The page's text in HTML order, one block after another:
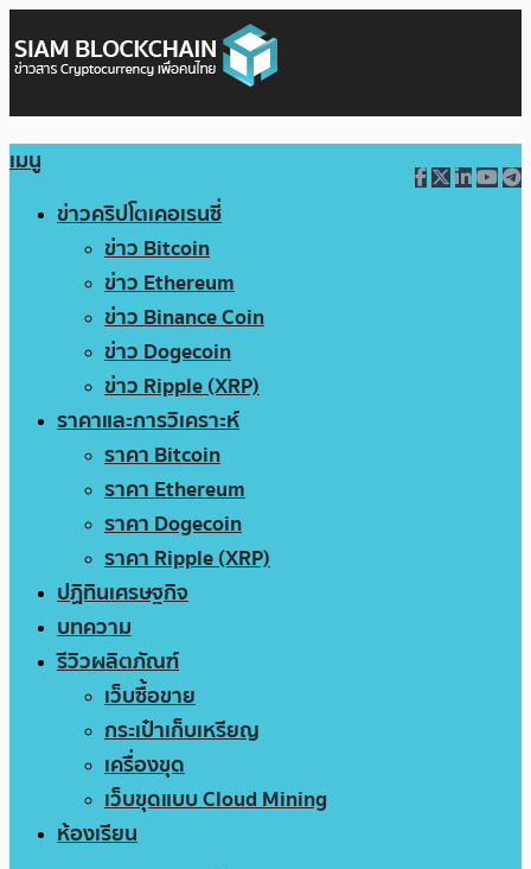
เมนู
ข่าวคริปโตเคอเรนซี่
ข่าว Bitcoin
ข่าว Ethereum
ข่าว Binance Coin
ข่าว Dogecoin
ข่าว Ripple (XRP)
ราคาและการวิเคราะห์
ราคา Bitcoin
ราคา Ethereum
ราคา Dogecoin
ราคา Ripple (XRP)
ปฏิทินเศรษฐกิจ
บทความ
รีวิวผลิตภัณฑ์
เว็บซื้อขาย
กระเป๋าเก็บเหรียญ
เครื่องขุด
เว็บขุดแบบ Cloud Mining
ห้องเรียน